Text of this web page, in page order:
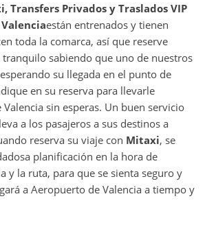
Transfers Privados y Traslados VIP
están entrenados y tienen
toda la comarca, así que reserve
sabiendo que uno de nuestros
su llegada en el punto de
en su reserva para llevarle
sin esperas. Un buen servicio
a los pasajeros a sus destinos a
reserva su viaje con Mitaxi, se
planificación en la hora de
y la ruta, para que se sienta seguro y
a Aeropuerto de Valencia a tiempo y